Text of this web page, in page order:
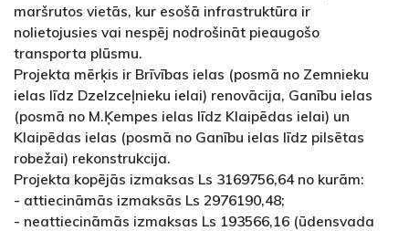
maršrutos vietās, kur esošā infrastruktūra ir
nolietojusies vai nespēj nodrošināt pieaugošo
transporta plūsmu.
Projekta mērķis ir Brīvības ielas (posmā no Zemnieku
ielas līdz Dzelzceļnieku ielai) renovācija, Ganību ielas
(posmā no M.Ķempes ielas līdz Klaipēdas ielai) un
Klaipēdas ielas (posmā no Ganību ielas līdz pilsētas
robežai) rekonstrukcija.
Projekta kopējās izmaksas Ls 3169756,64 no kurām:
- attiecināmās izmaksās Ls 2976190,48;
- neattiecināmās izmaksas Ls 193566,16 (ūdensvada